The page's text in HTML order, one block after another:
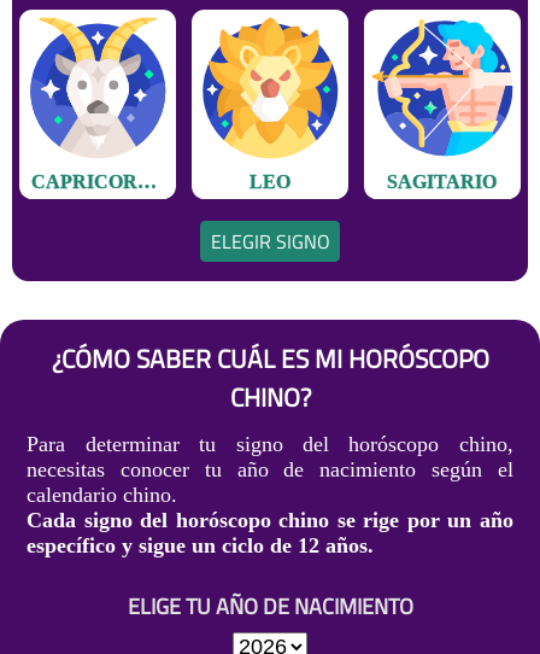
CAPRICORNIO LEO SAGITARIO
ELEGIR SIGNO
¿CÓMO SABER CUÁL ES MI HORÓSCOPO
CHINO?
Para determinar tu signo del horóscopo chino,
necesitas conocer tu año de nacimiento según el
calendario chino.
Cada signo del horóscopo chino se rige por un año
específico y sigue un ciclo de 12 años.
ELIGE TU AÑO DE NACIMIENTO